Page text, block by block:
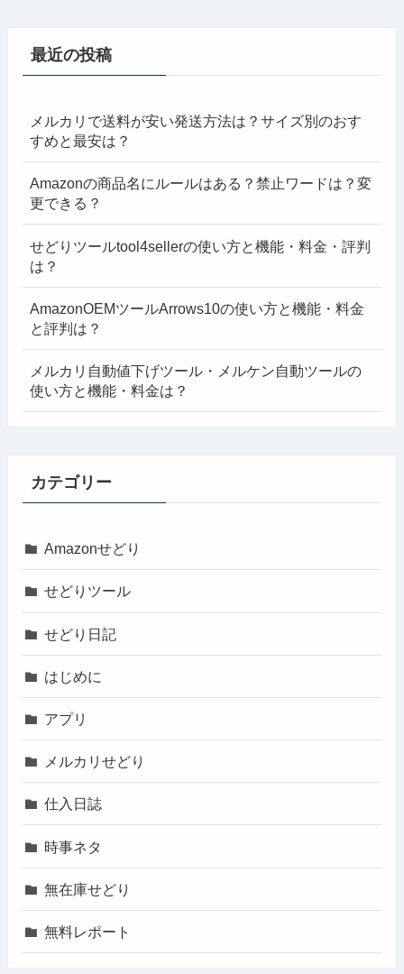
最近の投稿
メルカリで送料が安い発送方法は？サイズ別のおす
すめと最安は？
Amazonの商品名にルールはある？禁止ワードは？変
更できる？
せどりツールtool4sellerの使い方と機能・料金・評判
は？
AmazonOEMツールArrows10の使い方と機能・料金
と評判は？
メルカリ自動値下げツール・メルケン自動ツールの
使い方と機能・料金は？
カテゴリー
Amazonせどり
せどりツール
せどり日記
はじめに
アプリ
メルカリせどり
仕入日誌
時事ネタ
無在庫せどり
無料レポート